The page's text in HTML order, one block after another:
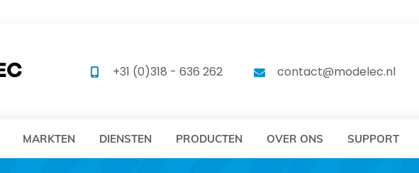
MODELEC MODELEC
+31 (0)318 - 636 262 contact@modelec.nl
MARKTEN DIENSTEN PRODUCTEN OVER ONS SUPPORT